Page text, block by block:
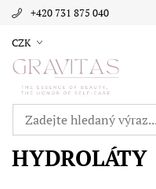
+420 731 875 040
CZK
HYDROLÁTY